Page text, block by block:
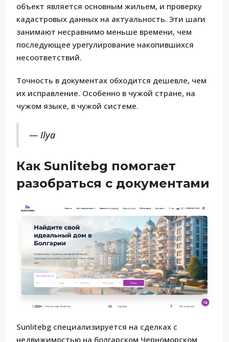
объект является основным жильем, и проверку
кадастровых данных на актуальность. Эти шаги
занимают несравнимо меньше времени, чем
последующее урегулирование накопившихся
несоответствий.
Точность в документах обходится дешевле, чем
их исправление. Особенно в чужой стране, на
чужом языке, в чужой системе.
— Ilya
Как Sunlitebg помогает
разобраться с документами
Sunlitebg специализируется на сделках с
недвижимостью на болгарском Черноморском